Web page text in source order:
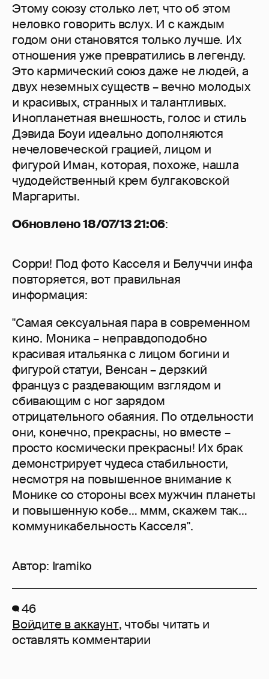
Этому союзу столько лет, что об этом
неловко говорить вслух. И с каждым
годом они становятся только лучше. Их
отношения уже превратились в легенду.
Это кармический союз даже не людей, а
двух неземных существ – вечно молодых
и красивых, странных и талантливых.
Инопланетная внешность, голос и стиль
Дэвида Боуи идеально дополняются
нечеловеческой грацией, лицом и
фигурой Иман, которая, похоже, нашла
чудодейственный крем булгаковской
Маргариты.
Обновлено 18/07/13 21:06:
Сорри! Под фото Касселя и Белуччи инфа
повторяется, вот правильная
информация:
"Самая сексуальная пара в современном
кино. Моника – неправдоподобно
красивая итальянка с лицом богини и
фигурой статуи, Венсан – дерзкий
француз с раздевающим взглядом и
сбивающим с ног зарядом
отрицательного обаяния. По отдельности
они, конечно, прекрасны, но вместе –
просто космически прекрасны! Их брак
демонстрирует чудеса стабильности,
несмотря на повышенное внимание к
Монике со стороны всех мужчин планеты
и повышенную кобе… ммм, скажем так…
коммуникабельность Касселя".
Автор: Iramiko
46
Войдите в аккаунт, чтобы читать и
оставлять комментарии